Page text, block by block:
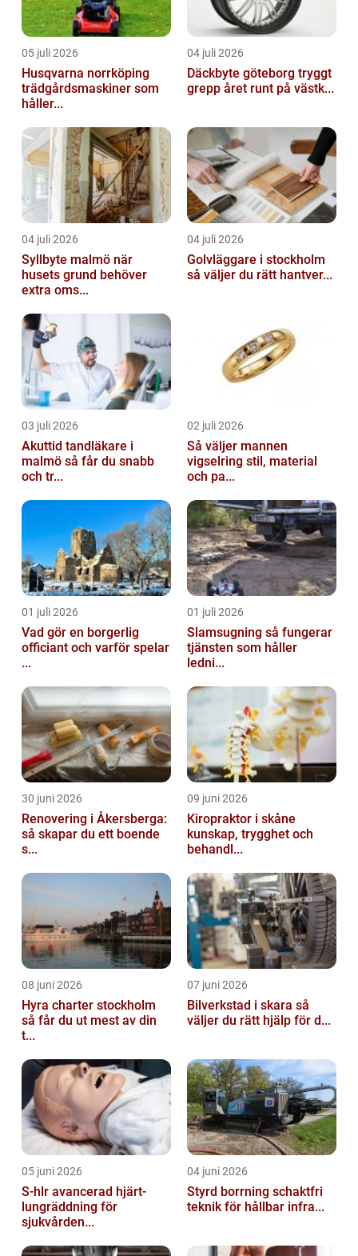
05 juli 2026
Husqvarna norrköping
trädgårdsmaskiner som
håller...
04 juli 2026
Däckbyte göteborg tryggt
grepp året runt på västk...
04 juli 2026
Syllbyte malmö när
husets grund behöver
extra oms...
04 juli 2026
Golvläggare i stockholm
så väljer du rätt hantver...
03 juli 2026
Akuttid tandläkare i
malmö så får du snabb
och tr...
02 juli 2026
Så väljer mannen
vigselring stil, material
och pa...
01 juli 2026
Vad gör en borgerlig
officiant och varför spelar
...
01 juli 2026
Slamsugning så fungerar
tjänsten som håller
ledni...
30 juni 2026
Renovering i Åkersberga:
så skapar du ett boende
s...
09 juni 2026
Kiropraktor i skåne
kunskap, trygghet och
behandl...
08 juni 2026
Hyra charter stockholm
så får du ut mest av din
t...
07 juni 2026
Bilverkstad i skara så
väljer du rätt hjälp för d...
05 juni 2026
S-hlr avancerad hjärt-
lungräddning för
sjukvården...
04 juni 2026
Styrd borrning schaktfri
teknik för hållbar infra...